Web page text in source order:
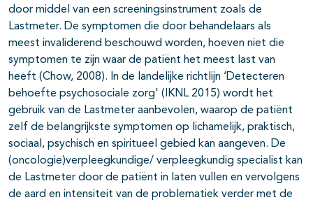
door middel van een screeningsinstrument zoals de
Lastmeter. De symptomen die door behandelaars als
meest invaliderend beschouwd worden, hoeven niet die
symptomen te zijn waar de patiënt het meest last van
heeft (Chow, 2008). In de landelijke richtlijn ‘Detecteren
behoefte psychosociale zorg' (IKNL 2015) wordt het
gebruik van de Lastmeter aanbevolen, waarop de patiënt
zelf de belangrijkste symptomen op lichamelijk, praktisch,
sociaal, psychisch en spiritueel gebied kan aangeven. De
(oncologie)verpleegkundige/ verpleegkundig specialist kan
de Lastmeter door de patiënt in laten vullen en vervolgens
de aard en intensiteit van de problematiek verder met de